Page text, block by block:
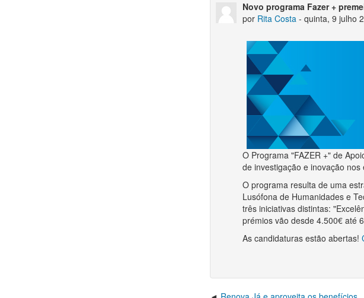
Novo programa Fazer +
por Rita Costa -quinta, 9 julho
O Programa "FAZER +" de
de investigação e inovação
O programa resulta de uma
Lusófona de Humanidades e
três iniciativas distintas:
prémios vão desde 4.500€ até
As candidaturas estão abertas!